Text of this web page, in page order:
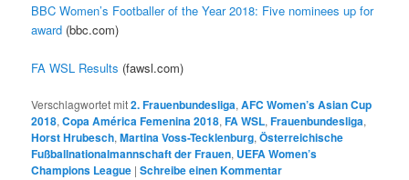
BBC Women’s Footballer of the Year 2018: Five nominees up for
award (bbc.com)
FA WSL Results (fawsl.com)
Verschlagwortet mit2. Frauenbundesliga,AFC Women’s Asian Cup
2018,Copa América Femenina 2018,FA WSL,Frauenbundesliga,
Horst Hrubesch,Martina Voss-Tecklenburg,Österreichische
Fußballnationalmannschaft der Frauen, UEFA Women’s
Champions League |Schreibe einen Kommentar